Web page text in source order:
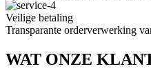
Veilige betaling
Transparante orderverwerking
WAT ONZE